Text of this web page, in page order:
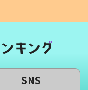
SNS